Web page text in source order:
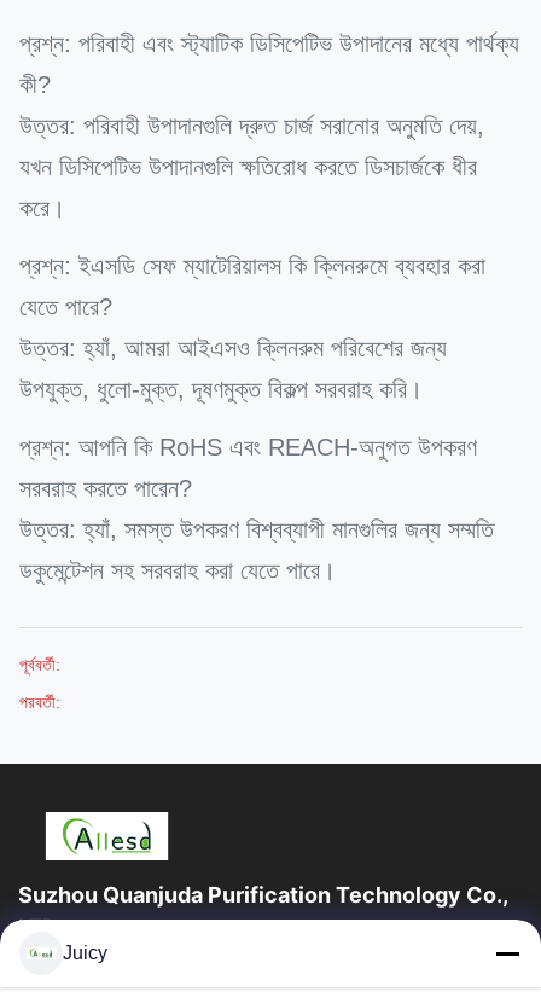
প্রশ্ন: পরিবাহী এবং স্ট্যাটিক ডিসিপেটিভ উপাদানের মধ্যে পার্থক্য
কী?
উত্তর: পরিবাহী উপাদানগুলি দ্রুত চার্জ সরানোর অনুমতি দেয়,
যখন ডিসিপেটিভ উপাদানগুলি ক্ষতিরোধ করতে ডিসচার্জকে ধীর
করে।
প্রশ্ন: ইএসডি সেফ ম্যাটেরিয়ালস কি ক্লিনরুমে ব্যবহার করা
যেতে পারে?
উত্তর: হ্যাঁ, আমরা আইএসও ক্লিনরুম পরিবেশের জন্য
উপযুক্ত, ধুলো-মুক্ত, দূষণমুক্ত বিকল্প সরবরাহ করি।
প্রশ্ন: আপনি কি RoHS এবং REACH-অনুগত উপকরণ
সরবরাহ করতে পারেন?
উত্তর: হ্যাঁ, সমস্ত উপকরণ বিশ্বব্যাপী মানগুলির জন্য সম্মতি
ডকুমেন্টেশন সহ সরবরাহ করা যেতে পারে।
পূর্ববর্তী:
পরবর্তী:
Suzhou Quanjuda Purification Technology Co.,
LTD
Juicy